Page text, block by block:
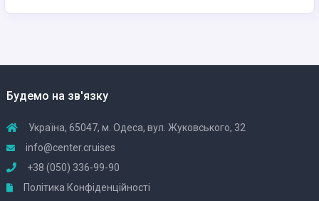
Будемо на зв'язку
Україна, 65047, м. Одеса, вул. Жуковського, 32
info@center.cruises
+38 (050) 336-99-90
Політика Конфіденційності